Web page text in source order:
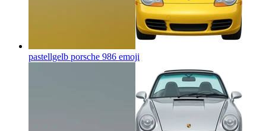
pastellgelb porsche 986 emoji